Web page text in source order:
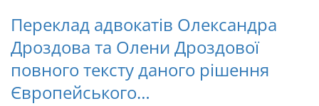
Переклад адвокатів Олександра
Дроздова та Олени Дроздової
повного тексту даного рішення
Європейського…